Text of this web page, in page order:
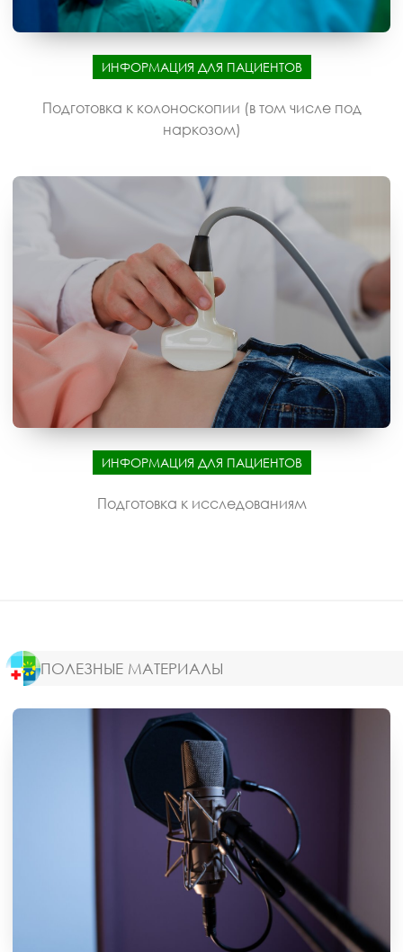
ИНФОРМАЦИЯ ДЛЯ ПАЦИЕНТОВ
Подготовка к колоноскопии (в том числе под
наркозом)
ИНФОРМАЦИЯ ДЛЯ ПАЦИЕНТОВ
Подготовка к исследованиям
ПОЛЕЗНЫЕ МАТЕРИАЛЫ